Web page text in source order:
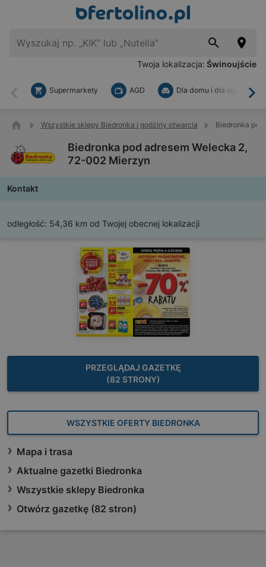
Twoja lokalizacja: Świnoujście
Wstecz
Supermarkety AGD Dla domu i dla ogrodu
Wszystkie sklepy Biedronka i godziny otwarcia Biedronka
Biedronka pod adresem Welecka 2,
72-002 Mierzyn
Kontakt
odległość: 54,36 km od Twojej obecnej lokalizacji
PRZEGLĄDAJ GAZETKĘ
(82 STRONY)
WSZYSTKIE OFERTY BIEDRONKA
Mapa i trasa
Aktualne gazetki Biedronka
Wszystkie sklepy Biedronka
Otwórz gazetkę (82 stron)